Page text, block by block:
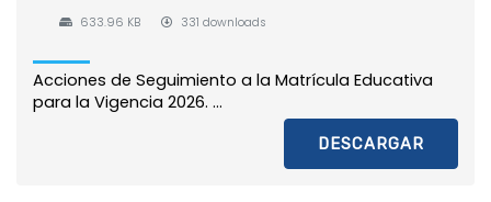
633.96 KB 331 downloads
Acciones de Seguimiento a la Matrícula Educativa
para la Vigencia 2026. ...
DESCARGAR